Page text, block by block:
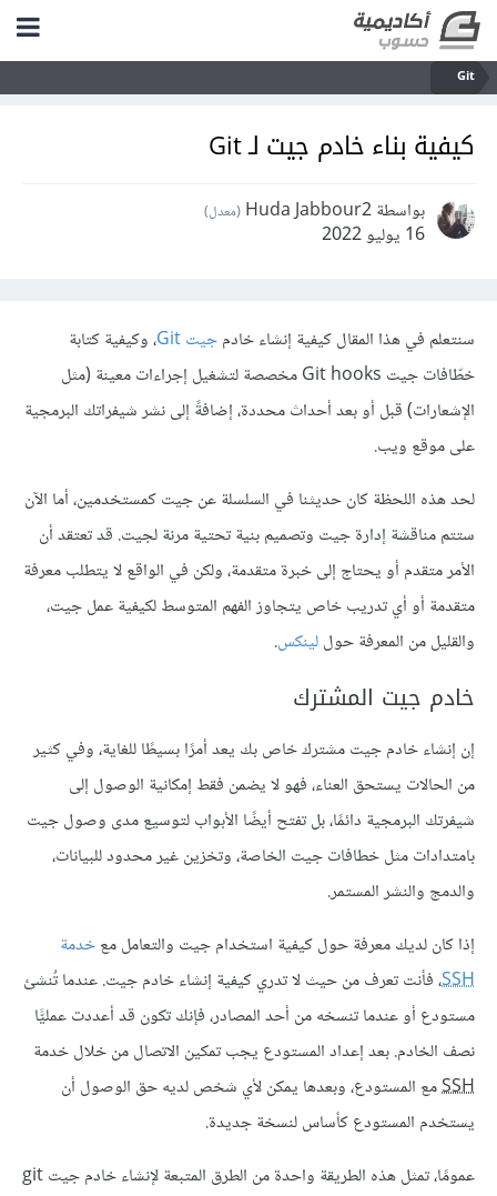
Git
كيفية بناء خادم جيت لـ Git
بواسطة Huda Jabbour2 (معدل)
16 يوليو 2022
سنتعلم في هذا المقال كيفية إنشاء خادمجيت Git
، وكيفية كتابة
خطّافات جيت Git hooks مخصصة لتشغيل إجراءات معينة (مثل
الإشعارات) قبل أو بعد أحداث محددة، إضافةً إلى نشر شيفراتك البرمجية
على موقع ويب.
لحد هذه اللحظة كان حديثنا في السلسلة عن جيت كمستخدمين، أما الآن
ستتم مناقشة إدارة جيت وتصميم بنية تحتية مرنة لجيت. قد تعتقد أن
الأمر متقدم أو يحتاج إلى خبرة متقدمة، ولكن في الواقع لا يتطلب معرفة
متقدمة أو أي تدريب خاص يتجاوز الفهم المتوسط لكيفية عمل جيت،
والقليل من المعرفة حوللينكس.
خادم جيت المشترك
إن إنشاء خادم جيت مشترك خاص بك يعد أمرًا بسيطًا للغاية، وفي كثير
من الحالات يستحق العناء، فهو لا يضمن فقط إمكانية الوصول إلى
شيفرتك البرمجية دائمًا، بل تفتح أيضًا الأبواب لتوسيع مدى وصول جيت
بامتدادات مثل خطافات جيت الخاصة، وتخزين غير محدود للبيانات،
والدمج والنشر المستمر.
إذا كان لديك معرفة حول كيفية استخدام جيت والتعامل معخدمة
SSH، فأنت تعرف من حيث لا تدري كيفية إنشاء خادم جيت. عندما تُنشئ
مستودع أو عندما تنسخه من أحد المصادر، فإنك تكون قد أعددت عمليًّا
نصف الخادم. بعد إعداد المستودع يجب تمكين الاتصال من خلال خدمة
SSHمع المستودع، وبعدها يمكن لأي شخص لديه حق الوصول أن
يستخدم المستودع كأساس لنسخة جديدة.
عمومًا، تمثل هذه الطريقة واحدة من الطرق المتبعة لإنشاء خادم جيت git